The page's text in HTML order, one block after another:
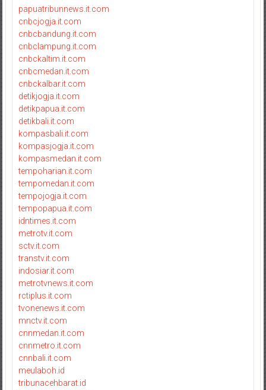
papuatribunnews.it.com
cnbcjogja.it.com
cnbcbandung.it.com
cnbclampung.it.com
cnbckaltim.it.com
cnbcmedan.it.com
cnbckalbar.it.com
detikjogja.it.com
detikpapua.it.com
detikbali.it.com
kompasbali.it.com
kompasjogja.it.com
kompasmedan.it.com
tempoharian.it.com
tempomedan.it.com
tempojogja.it.com
tempopapua.it.com
idntimes.it.com
metrotv.it.com
sctv.it.com
transtv.it.com
indosiar.it.com
metrotvnews.it.com
rctiplus.it.com
tvonenews.it.com
mnctv.it.com
cnnmedan.it.com
cnnmetro.it.com
cnnbali.it.com
meulaboh.id
tribunacehbarat.id